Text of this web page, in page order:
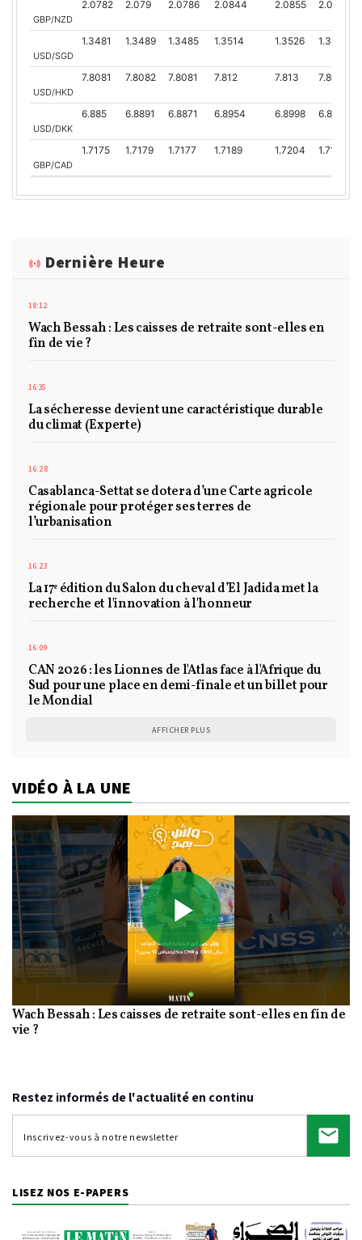
GBP/NZD
2.0782 2.079 2.0786 2.0844 2.0855 2.0768
USD/SGD
1.3481 1.3489 1.3485 1.3514 1.3526 1.3483
USD/HKD
7.8081 7.8082 7.8081 7.812 7.813 7.8067
USD/DKK
6.885 6.8891 6.8871 6.8954 6.8998 6.8867
GBP/CAD
1.7175 1.7179 1.7177 1.7189 1.7204 1.7169
Dernière Heure
18:12
Wach Bessah : Les caisses de retraite sont-elles en
fin de vie ?
16:35
La sécheresse devient une caractéristique durable
du climat (Experte)
16:28
Casablanca-Settat se dotera d’une Carte agricole
régionale pour protéger ses terres de
l’urbanisation
16:23
La 17ᵉ édition du Salon du cheval d’El Jadida met la
recherche et l'innovation à l'honneur
16:09
CAN 2026 : les Lionnes de l'Atlas face à l'Afrique du
Sud pour une place en demi-finale et un billet pour
le Mondial
AFFICHER PLUS
VIDÉO À LA UNE
Play
Video
Wach Bessah : Les caisses de retraite sont-elles en fin de
vie ?
Restez informés de l'actualité en continu
LISEZ NOS E-PAPERS